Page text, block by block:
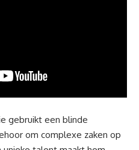
gebruikt een blinde
om complexe zaken op